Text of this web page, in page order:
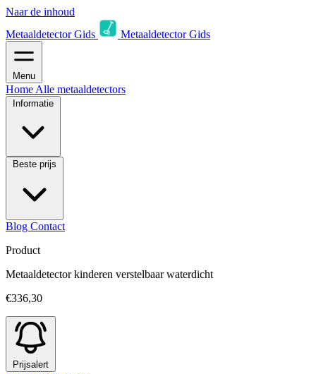
Naar de inhoud
Metaaldetector Gids
Metaaldetector Gids
Menu
Home Alle metaaldetectors
Informatie
Beste prijs
Blog Contact
Product
Metaaldetector kinderen verstelbaar waterdicht
€336,30
Prijsalert